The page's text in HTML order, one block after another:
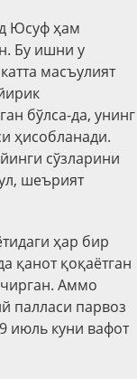
Юсуф ҳам
Бу ишни у
масъулият
бўлса-да, унинг
ҳисобланади.
сўзларини
шеърият
ҳар бир
қанот қоқаётган
Аммо
палласи парвоз
июль куни вафот